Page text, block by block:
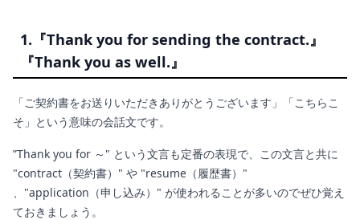
1.『Thank you for sending the contract.』
『Thank you as well.』
「ご契約書をお送りいただきありがとうございます」「こちらこ
そ」という意味の会話文です。
”Thank you for ～" という文言も定番の表現で、この文言と共に
"contract（契約書）" や "resume（履歴書）"
、"application（申し込み）" が使われることが多いのでぜひ覚え
ておきましょう。